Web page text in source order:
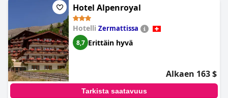
Hotel Alpenroyal
Hotelli Zermattissa
8,7 Erittäin hyvä
Alkaen 163 $
Tarkista saatavuus